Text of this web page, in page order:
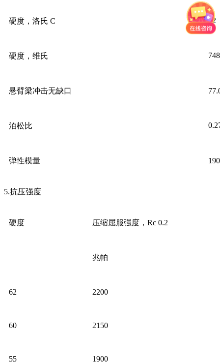
硬度，洛氏 C 62
硬度，维氏 748
悬臂梁冲击无缺口
泊松比
弹性模量
5.抗压强度
硬度 压缩屈服强度，Rc 0.2
兆帕
62 2200
60 2150
55 1900